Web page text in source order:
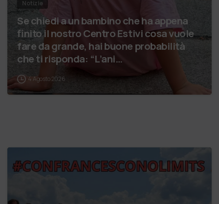
Notizie
Se chiedi a un bambino che ha appena
finito il nostro Centro Estivi cosa vuole
fare da grande, hai buone probabilità
che ti risponda: “L’ani…
4 Agosto 2026